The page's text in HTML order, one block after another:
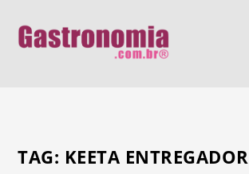
TAG: KEETA ENTREGADOR